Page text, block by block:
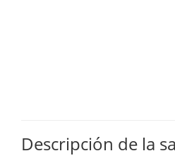
Descripción de la